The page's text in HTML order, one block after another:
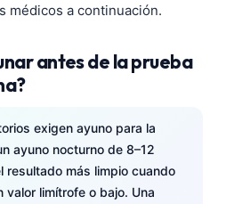
médicos a continuación.
antes de la prueba
exigen ayuno para la
ayuno nocturno de 8–12
resultado más limpio cuando
valor limítrofe o bajo. Una